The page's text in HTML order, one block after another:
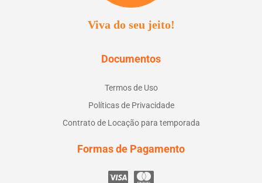
Viva do seu jeito!
Documentos
Termos de Uso
Políticas de Privacidade
Contrato de Locação para temporada
Formas de Pagamento